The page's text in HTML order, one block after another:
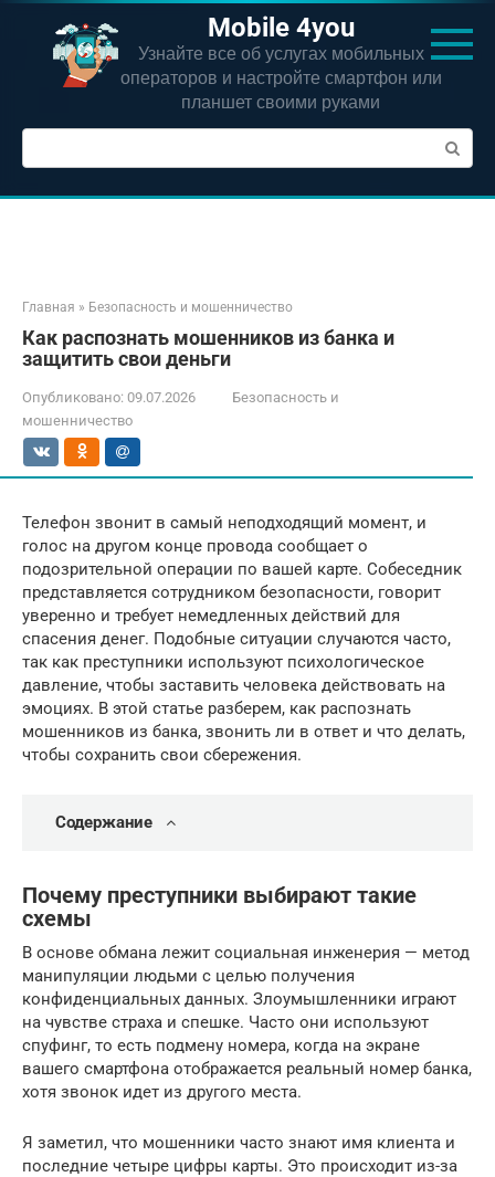
Перейти
контенту
Mobile 4you
Узнайте все об услугах мобильных
операторов и настройте смартфон или
планшет своими руками
Поиск:
Главная » Безопасность и мошенничество
Как распознать мошенников из банка и
защитить свои деньги
Опубликовано: 09.07.2026
Безопасность и
мошенничество
Телефон звонит в самый неподходящий момент, и
голос на другом конце провода сообщает о
подозрительной операции по вашей карте. Собеседник
представляется сотрудником безопасности, говорит
уверенно и требует немедленных действий для
спасения денег. Подобные ситуации случаются часто,
так как преступники используют психологическое
давление, чтобы заставить человека действовать на
эмоциях. В этой статье разберем, как распознать
мошенников из банка, звонить ли в ответ и что делать,
чтобы сохранить свои сбережения.
Содержание
Почему преступники выбирают такие
схемы
В основе обмана лежит социальная инженерия — метод
манипуляции людьми с целью получения
конфиденциальных данных. Злоумышленники играют
на чувстве страха и спешке. Часто они используют
спуфинг, то есть подмену номера, когда на экране
вашего смартфона отображается реальный номер банка,
хотя звонок идет из другого места.
Я заметил, что мошенники часто знают имя клиента и
последние четыре цифры карты. Это происходит из-за